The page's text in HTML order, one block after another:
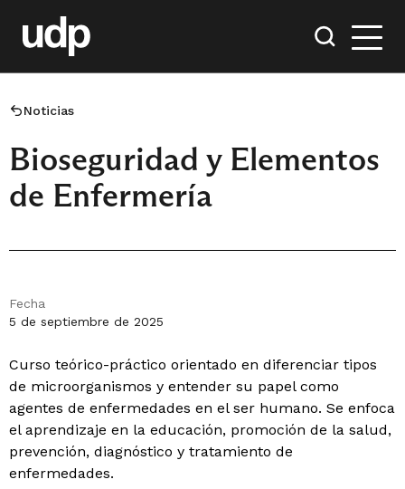
Noticias
Bioseguridad y Elementos
de Enfermería
Fecha
5 de septiembre de 2025
Curso teórico-práctico orientado en diferenciar tipos
de microorganismos y entender su papel como
agentes de enfermedades en el ser humano. Se enfoca
el aprendizaje en la educación, promoción de la salud,
prevención, diagnóstico y tratamiento de
enfermedades.